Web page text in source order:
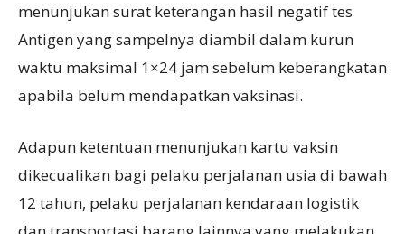
menunjukan surat keterangan hasil negatif tes
Antigen yang sampelnya diambil dalam kurun
waktu maksimal 1×24 jam sebelum keberangkatan
apabila belum mendapatkan vaksinasi.
Adapun ketentuan menunjukan kartu vaksin
dikecualikan bagi pelaku perjalanan usia di bawah
12 tahun, pelaku perjalanan kendaraan logistik